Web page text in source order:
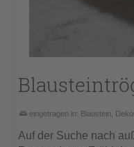
eingetragen in: Blaustein
Auf der Suche nach